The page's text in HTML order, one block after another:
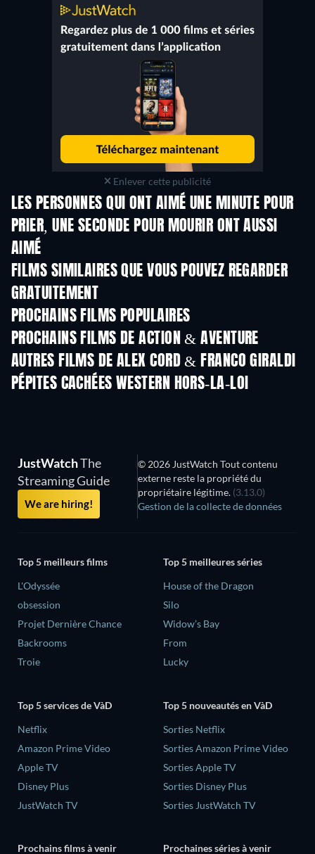
Enlever cette publicité
LES PERSONNES QUI ONT AIMÉ UNE MINUTE POUR
PRIER, UNE SECONDE POUR MOURIR ONT AUSSI
AIMÉ
FILMS SIMILAIRES QUE VOUS POUVEZ REGARDER
GRATUITEMENT
PROCHAINS FILMS POPULAIRES
PROCHAINS FILMS DE ACTION & AVENTURE
AUTRES FILMS DE ALEX CORD & FRANCO GIRALDI
PÉPITES CACHÉES WESTERN HORS-LA-LOI
JustWatchThe
Streaming Guide
We are hiring!
© 2026 JustWatch Tout contenu
externe reste la propriété du
propriétaire légitime. (3.13.0)
Gestion de la collecte de données
Top 5 meilleurs films
L'Odyssée
obsession
Projet Dernière Chance
Backrooms
Troie
Top 5 meilleures séries
House of the Dragon
Silo
Widow’s Bay
From
Lucky
Top 5 services de VàD
Netflix
Amazon Prime Video
Apple TV
Disney Plus
JustWatch TV
Top 5 nouveautés en VàD
Sorties Netflix
Sorties Amazon Prime Video
Sorties Apple TV
Sorties Disney Plus
Sorties JustWatch TV
Prochains films à venir Prochaines séries à venir